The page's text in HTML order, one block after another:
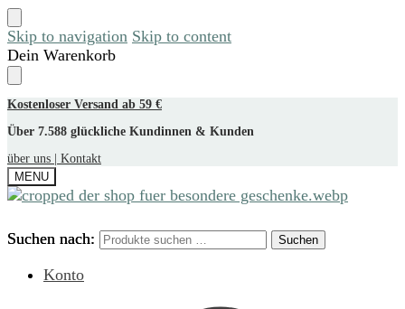
Skip to navigation Skip to content
Dein Warenkorb
Kostenloser Versand ab 59 €
Über 7.588 glückliche Kundinnen & Kunden
über uns |
Kontakt
MENU
Suchen nach: Suchen
Konto
Suchen nach: Suchen